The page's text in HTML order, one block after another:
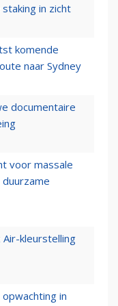
in zicht
komende
naar Sydney
documentaire
voor massale
Air-kleurstelling
in